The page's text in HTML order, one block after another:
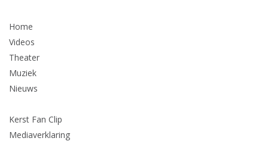
Home
Videos
Theater
Muziek
Nieuws
Kerst Fan Clip
Mediaverklaring